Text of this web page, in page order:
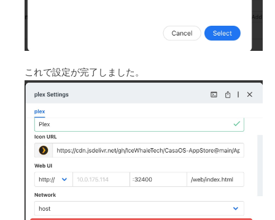
これで設定が完了しました。